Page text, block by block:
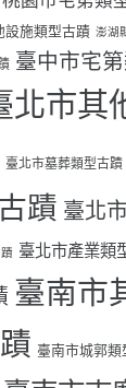
設施類型古蹟 澎湖
臺中市宅
北市其
臺北市墓葬類型古蹟
蹟 臺北
臺北市產業類
臺南市
臺南市城郭類